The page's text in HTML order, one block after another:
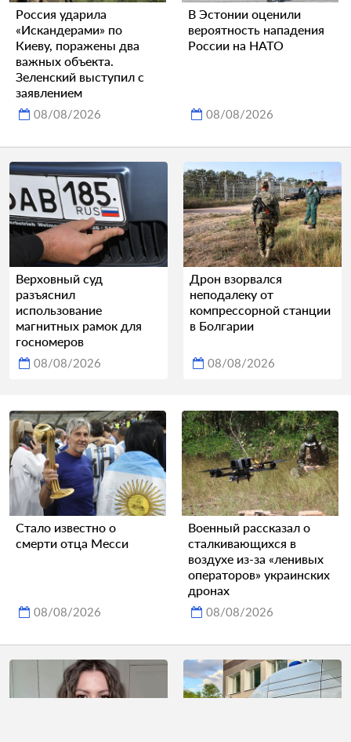
Россия ударила
«Искандерами» по
Киеву, поражены два
важных объекта.
Зеленский выступил с
заявлением
08/08/2026
В Эстонии оценили
вероятность нападения
России на НАТО
08/08/2026
Верховный суд
разъяснил
использование
магнитных рамок для
госномеров
08/08/2026
Дрон взорвался
неподалеку от
компрессорной станции
в Болгарии
08/08/2026
Стало известно о
смерти отца Месси
08/08/2026
Военный рассказал о
сталкивающихся в
воздухе из-за «ленивых
операторов» украинских
дронах
08/08/2026